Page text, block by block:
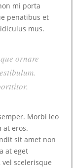
mi porta
penatibus et
mus.
ornare
Morbi leo
at eros.
sit amet non
at eget
vel scelerisque